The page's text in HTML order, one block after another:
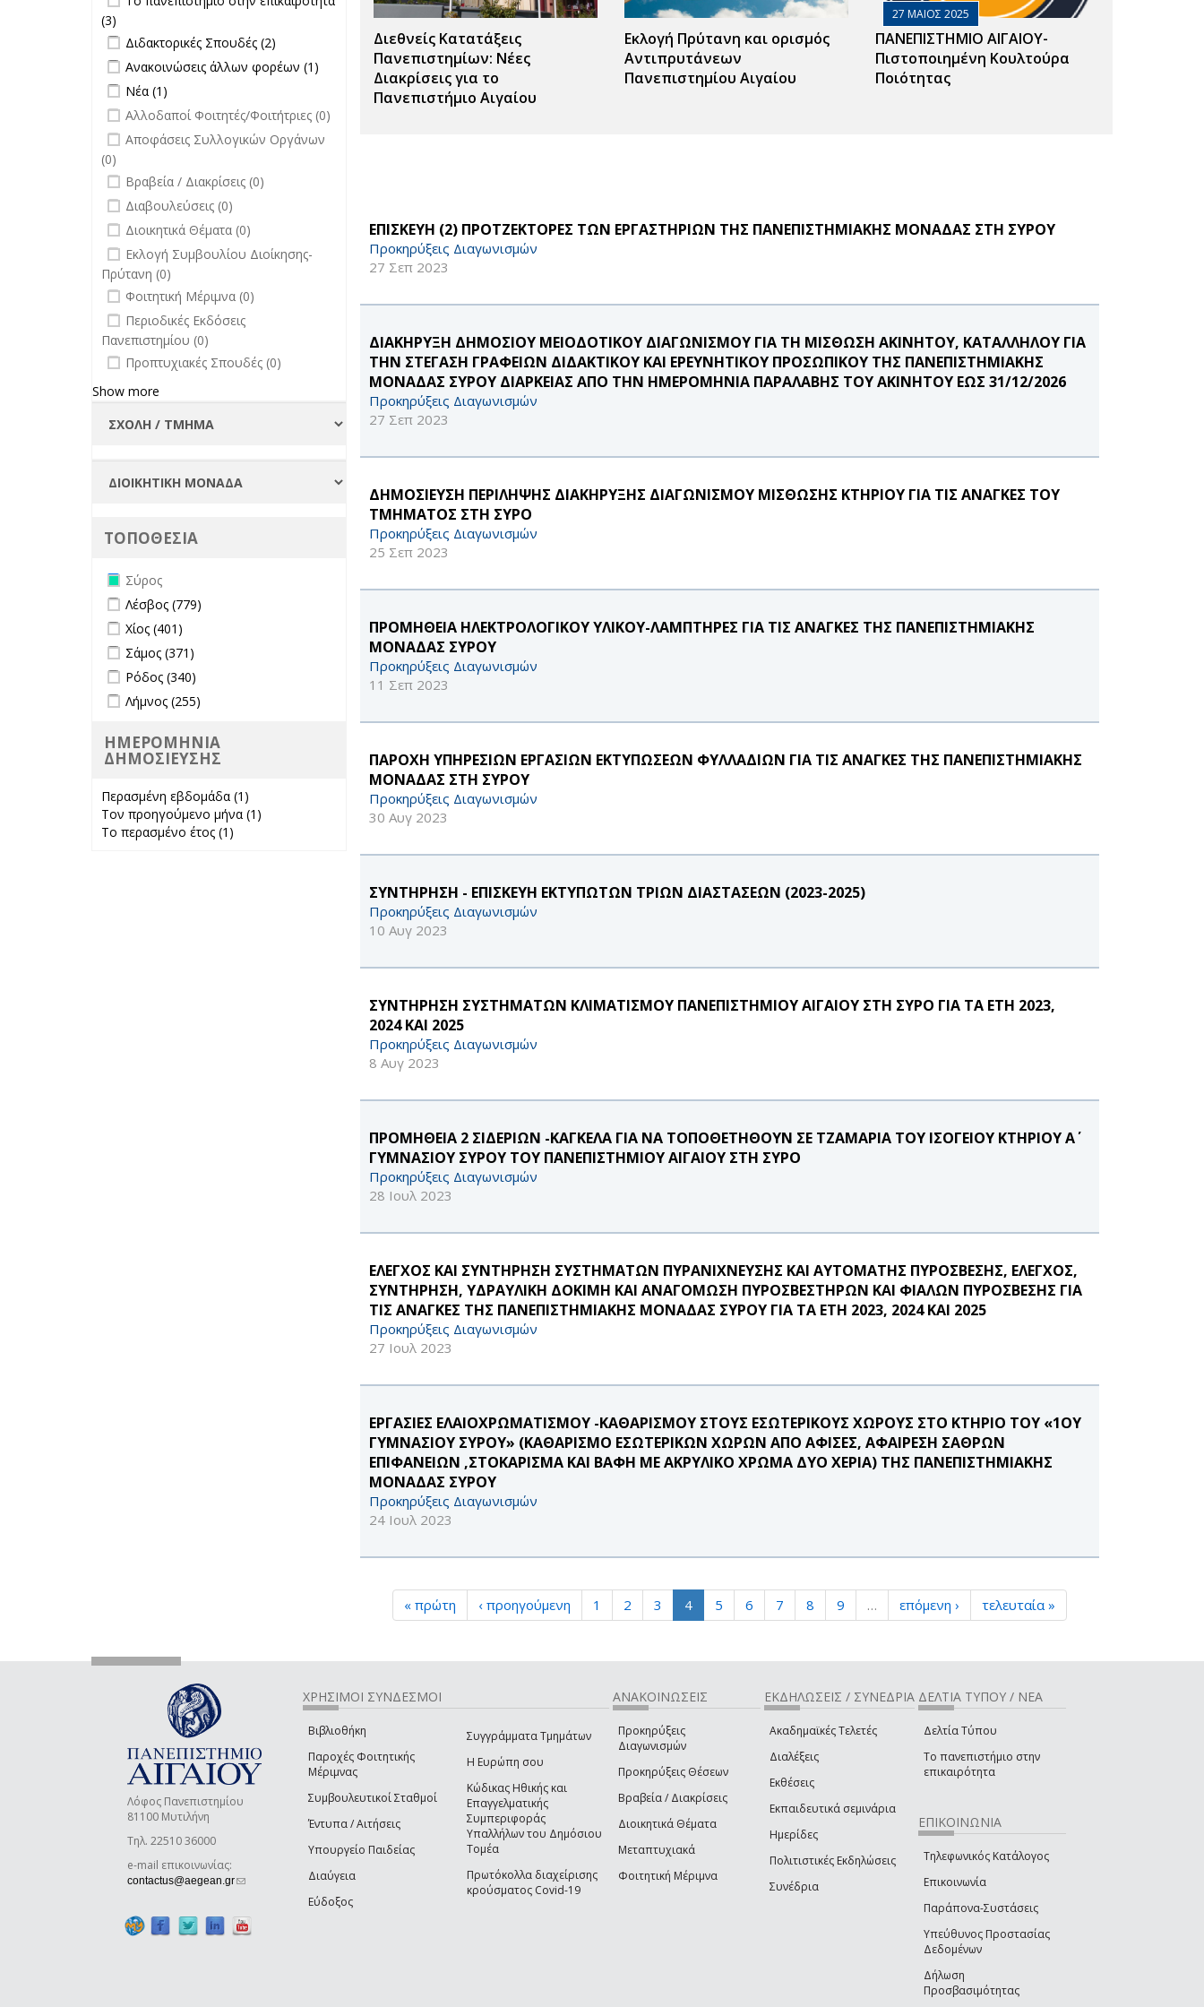
Διεθνείς Κατατάξεις
Πανεπιστημίων: Νέες
Διακρίσεις για το
Πανεπιστήμιο Αιγαίου
Εκλογή Πρύτανη και ορισμός
Αντιπρυτάνεων
Πανεπιστημίου Αιγαίου
27 ΜΑΙΟΣ 2025
ΠΑΝΕΠΙΣΤΗΜΙΟ ΑΙΓΑΙΟΥ-
Πιστοποιημένη Κουλτούρα
Ποιότητας
ΕΠΙΣΚΕΥΗ (2) ΠΡΟΤΖΕΚΤΟΡΕΣ ΤΩΝ ΕΡΓΑΣΤΗΡΙΩΝ ΤΗΣ ΠΑΝΕΠΙΣΤΗΜΙΑΚΗΣ ΜΟΝΑΔΑΣ ΣΤΗ ΣΥΡΟΥ
Προκηρύξεις Διαγωνισμών
27 Σεπ 2023
ΔΙΑΚΗΡΥΞΗ ΔΗΜΟΣΙΟΥ ΜΕΙΟΔΟΤΙΚΟΥ ΔΙΑΓΩΝΙΣΜΟΥ ΓΙΑ ΤΗ ΜΙΣΘΩΣΗ ΑΚΙΝΗΤΟΥ, ΚΑΤΑΛΛΗΛΟΥ ΓΙΑ
ΤΗΝ ΣΤΕΓΑΣΗ ΓΡΑΦΕΙΩΝ ΔΙΔΑΚΤΙΚΟΥ ΚΑΙ ΕΡΕΥΝΗΤΙΚΟΥ ΠΡΟΣΩΠΙΚΟΥ ΤΗΣ ΠΑΝΕΠΙΣΤΗΜΙΑΚΗΣ
ΜΟΝΑΔΑΣ ΣΥΡΟΥ ΔΙΑΡΚΕΙΑΣ ΑΠΟ ΤΗΝ ΗΜΕΡΟΜΗΝΙΑ ΠΑΡΑΛΑΒΗΣ ΤΟΥ ΑΚΙΝΗΤΟΥ ΕΩΣ 31/12/2026
Προκηρύξεις Διαγωνισμών
27 Σεπ 2023
ΔΗΜΟΣΙΕΥΣΗ ΠΕΡΙΛΗΨΗΣ ΔΙΑΚΗΡΥΞΗΣ ΔΙΑΓΩΝΙΣΜΟΥ ΜΙΣΘΩΣΗΣ ΚΤΗΡΙΟΥ ΓΙΑ ΤΙΣ ΑΝΑΓΚΕΣ ΤΟΥ
ΤΜΗΜΑΤΟΣ ΣΤΗ ΣΥΡΟ
Προκηρύξεις Διαγωνισμών
25 Σεπ 2023
ΠΡΟΜΗΘΕΙΑ ΗΛΕΚΤΡΟΛΟΓΙΚΟΥ ΥΛΙΚΟΥ-ΛΑΜΠΤΗΡΕΣ ΓΙΑ ΤΙΣ ΑΝΑΓΚΕΣ ΤΗΣ ΠΑΝΕΠΙΣΤΗΜΙΑΚΗΣ
ΜΟΝΑΔΑΣ ΣΥΡΟΥ
Προκηρύξεις Διαγωνισμών
11 Σεπ 2023
ΠΑΡΟΧΗ ΥΠΗΡΕΣΙΩΝ ΕΡΓΑΣΙΩΝ ΕΚΤΥΠΩΣΕΩΝ ΦΥΛΛΑΔΙΩΝ ΓΙΑ ΤΙΣ ΑΝΑΓΚΕΣ ΤΗΣ ΠΑΝΕΠΙΣΤΗΜΙΑΚΗΣ
ΜΟΝΑΔΑΣ ΣΤΗ ΣΥΡΟΥ
Προκηρύξεις Διαγωνισμών
30 Αυγ 2023
ΣΥΝΤΗΡΗΣΗ - ΕΠΙΣΚΕΥΗ ΕΚΤΥΠΩΤΩΝ ΤΡΙΩΝ ΔΙΑΣΤΑΣΕΩΝ (2023-2025)
Προκηρύξεις Διαγωνισμών
10 Αυγ 2023
ΣΥΝΤΗΡΗΣΗ ΣΥΣΤΗΜΑΤΩΝ ΚΛΙΜΑΤΙΣΜΟΥ ΠΑΝΕΠΙΣΤΗΜΙΟΥ ΑΙΓΑΙΟΥ ΣΤΗ ΣΥΡΟ ΓΙΑ ΤΑ ΕΤΗ 2023,
2024 ΚΑΙ 2025
Προκηρύξεις Διαγωνισμών
8 Αυγ 2023
ΠΡΟΜΗΘΕΙΑ 2 ΣΙΔΕΡΙΩΝ -ΚΑΓΚΕΛΑ ΓΙΑ ΝΑ ΤΟΠΟΘΕΤΗΘΟΥΝ ΣΕ ΤΖΑΜΑΡΙΑ ΤΟΥ ΙΣΟΓΕΙΟΥ ΚΤΗΡΙΟΥ Α΄
ΓΥΜΝΑΣΙΟΥ ΣΥΡΟΥ ΤΟΥ ΠΑΝΕΠΙΣΤΗΜΙΟΥ ΑΙΓΑΙΟΥ ΣΤΗ ΣΥΡΟ
Προκηρύξεις Διαγωνισμών
28 Ιουλ 2023
ΕΛΕΓΧΟΣ ΚΑΙ ΣΥΝΤΗΡΗΣΗ ΣΥΣΤΗΜΑΤΩΝ ΠΥΡΑΝΙΧΝΕΥΣΗΣ ΚΑΙ ΑΥΤΟΜΑΤΗΣ ΠΥΡΟΣΒΕΣΗΣ, ΕΛΕΓΧΟΣ,
ΣΥΝΤΗΡΗΣΗ, ΥΔΡΑΥΛΙΚΗ ΔΟΚΙΜΗ ΚΑΙ ΑΝΑΓΟΜΩΣΗ ΠΥΡΟΣΒΕΣΤΗΡΩΝ ΚΑΙ ΦΙΑΛΩΝ ΠΥΡΟΣΒΕΣΗΣ ΓΙΑ
ΤΙΣ ΑΝΑΓΚΕΣ ΤΗΣ ΠΑΝΕΠΙΣΤΗΜΙΑΚΗΣ ΜΟΝΑΔΑΣ ΣΥΡΟΥ ΓΙΑ ΤΑ ΕΤΗ 2023, 2024 ΚΑΙ 2025
Προκηρύξεις Διαγωνισμών
27 Ιουλ 2023
ΕΡΓΑΣΙΕΣ ΕΛΑΙΟΧΡΩΜΑΤΙΣΜΟΥ -ΚΑΘΑΡΙΣΜΟΥ ΣΤΟΥΣ ΕΣΩΤΕΡΙΚΟΥΣ ΧΩΡΟΥΣ ΣΤΟ ΚΤΗΡΙΟ ΤΟΥ «1ΟΥ
ΓΥΜΝΑΣΙΟΥ ΣΥΡΟΥ» (ΚΑΘΑΡΙΣΜΟ ΕΣΩΤΕΡΙΚΩΝ ΧΩΡΩΝ ΑΠΟ ΑΦΙΣΕΣ, ΑΦΑΙΡΕΣΗ ΣΑΘΡΩΝ
ΕΠΙΦΑΝΕΙΩΝ ,ΣΤΟΚΑΡΙΣΜΑ ΚΑΙ ΒΑΦΗ ΜΕ ΑΚΡΥΛΙΚΟ ΧΡΩΜΑ ΔΥΟ ΧΕΡΙΑ) ΤΗΣ ΠΑΝΕΠΙΣΤΗΜΙΑΚΗΣ
ΜΟΝΑΔΑΣ ΣΥΡΟΥ
Προκηρύξεις Διαγωνισμών
24 Ιουλ 2023
« πρώτη ‹ προηγούμενη 1 2 3 4 5 6 7 8 9 … επόμενη › τελευταία »
επιτροπών
επικαιρότητα filter
(3)
επικαιρότητα filter
Apply Διδακτορικές Σπουδές filter
Διδακτορικές Σπουδές (2)
Σπουδές
Apply Ανακοινώσεις άλλων φορέων
filter
Ανακοινώσεις άλλων φορέων (1)
Ανακοινώσεις
φορέων filter
Apply Νέα filter
Νέα (1)
undefined
Αλλοδαποί Φοιτητές/Φοιτήτριες (0)
undefined
Αποφάσεις Συλλογικών Οργάνων
(0)
undefined
Βραβεία / Διακρίσεις (0)
undefined
Διαβουλεύσεις (0)
undefined
Διοικητικά Θέματα (0)
undefined
Εκλογή Συμβουλίου Διοίκησης-
Πρύτανη (0)
undefined
Φοιτητική Μέριμνα (0)
undefined
Περιοδικές Εκδόσεις
Πανεπιστημίου (0)
undefined
Προπτυχιακές Σπουδές (0)
Show more
ΤΟΠΟΘΕΣΙΑ
Remove Σύρος filter
Σύρος
Apply Λέσβος filter
Λέσβος (779)
Apply Χίος filter
Χίος (401)
Apply Σάμος filter
Σάμος (371)
Apply Ρόδος filter
Ρόδος (340)
Apply Λήμνος filter
Λήμνος (255)
ΗΜΕΡΟΜΗΝΙΑ
ΔΗΜΟΣΙΕΥΣΗΣ
Περασμένη εβδομάδα (1)
Περασμένη
Τον προηγούμενο μήνα (1)
Το περασμένο έτος (1)
Λόφος Πανεπιστημίου
81100 Μυτιλήνη
Τηλ. 22510 36000
e-mail επικοινωνίας:
contactus@aegean.gr(link sends e-mail)
ΧΡΗΣΙΜΟΙ ΣΥΝΔΕΣΜΟΙ
Βιβλιοθήκη
Παροχές Φοιτητικής
Μέριμνας
Συμβουλευτικοί Σταθμοί
Έντυπα / Αιτήσεις
Υπουργείο Παιδείας
Διαύγεια
Εύδοξος
Συγγράμματα Τμημάτων
Η Ευρώπη σου
Κώδικας Ηθικής και
Επαγγελματικής
Συμπεριφοράς
Υπαλλήλων του Δημόσιου
Τομέα
Πρωτόκολλα διαχείρισης
κρούσματος Covid-19
ΑΝΑΚΟΙΝΩΣΕΙΣ
Προκηρύξεις
Διαγωνισμών
Προκηρύξεις Θέσεων
Βραβεία / Διακρίσεις
Διοικητικά Θέματα
Μεταπτυχιακά
Φοιτητική Μέριμνα
ΕΚΔΗΛΩΣΕΙΣ / ΣΥΝΕΔΡΙΑ
Ακαδημαϊκές Τελετές
Διαλέξεις
Εκθέσεις
Εκπαιδευτικά σεμινάρια
Ημερίδες
Πολιτιστικές Εκδηλώσεις
Συνέδρια
ΔΕΛΤΙΑ ΤΥΠΟΥ / ΝΕΑ
Δελτία Τύπου
Το πανεπιστήμιο στην
επικαιρότητα
ΕΠΙΚΟΙΝΩΝΙΑ
Τηλεφωνικός Κατάλογος
Επικοινωνία
Παράπονα-Συστάσεις
Υπεύθυνος Προστασίας
Δεδομένων
Δήλωση
Προσβασιμότητας